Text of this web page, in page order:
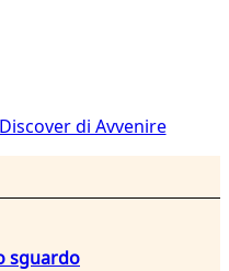
di Avvenire
sguardo